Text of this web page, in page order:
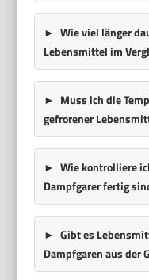
Wie viel länger
Lebensmittel im
Muss ich die
gefrorener
Wie kontrolliere
Dampfgarer fertig
Gibt es
Dampfgaren aus der